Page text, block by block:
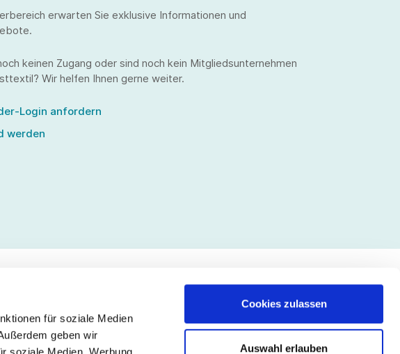
für soziale Medien
geben wir
Cookies zulassen
Auswahl erlauben
erwarten Sie exklusive Informationen und
keinen Zugang oder sind noch kein Mitgliedsunternehmen
Wir helfen Ihnen gerne weiter.
Login anfordern
werden
Folgen Sie uns